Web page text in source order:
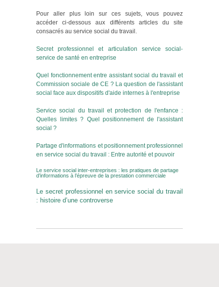
Pour aller plus loin sur ces sujets, vous pouvez
accéder ci-dessous aux différents articles du site
consacrés au service social du travail.
Secret professionnel et articulation service social-
service de santé en entreprise
Quel fonctionnement entre assistant social du travail et
Commission sociale de CE ? La question de l'assistant
social face aux dispositifs d'aide internes à l'entreprise
Service social du travail et protection de l'enfance :
Quelles limites ? Quel positionnement de l'assistant
social ?
Partage d'informations et positionnement professionnel
en service social du travail : Entre autorité et pouvoir
Le service social inter-entreprises : les pratiques de partage
d’informations à l’épreuve de la prestation commerciale
Le secret professionnel en service social du travail
: histoire d’une controverse